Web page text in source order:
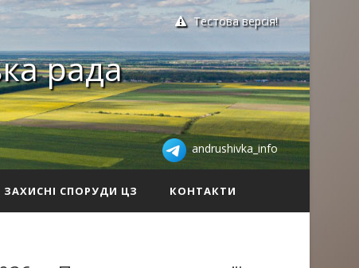
Тестова версія!
рада
andrushivka_info
ЗАХИСНІ СПОРУДИ ЦЗ КОНТАКТИ